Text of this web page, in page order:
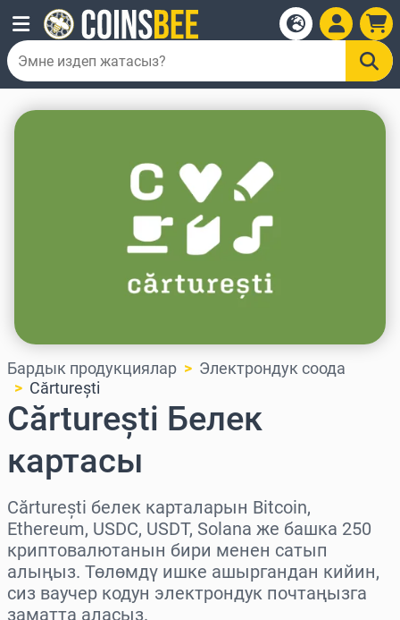
Бардык продукциялар
Электрондук соода
Cărturești
Cărturești Белек
картасы
Cărturești белек карталарын Bitcoin,
Ethereum, USDC, USDT, Solana же башка 250
криптовалютанын бири менен сатып
алыңыз. Төлөмдү ишке ашыргандан кийин,
сиз ваучер кодун электрондук почтаңызга
заматта аласыз.